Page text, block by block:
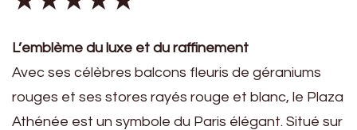
L’emblème du luxe et du raffinement
Avec ses célèbres balcons fleuris de géraniums
rouges et ses stores rayés rouge et blanc, le Plaza
Athénée est un symbole du Paris élégant. Situé sur